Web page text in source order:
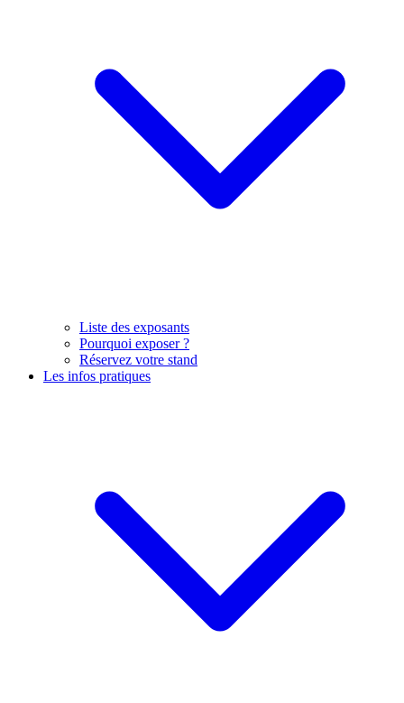
Liste des exposants
Pourquoi exposer ?
Réservez votre stand
Les infos pratiques